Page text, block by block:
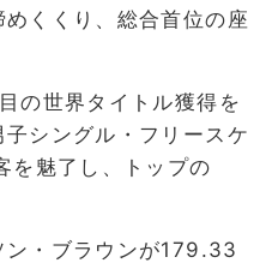
くくり、総合首位の座
の世界タイトル獲得を
シングル・フリースケ
を魅了し、トップの
ン・ブラウンが179.33